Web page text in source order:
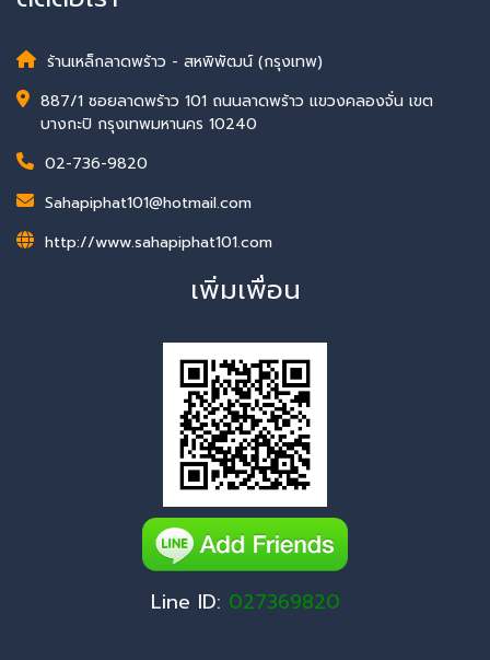
ร้านเหล็กลาดพร้าว - สหพิพัฒน์ (กรุงเทพ)
887/1 ซอยลาดพร้าว 101 ถนนลาดพร้าว แขวงคลองจั่น เขต
บางกะปิ กรุงเทพมหานคร 10240
02-736-9820
Sahapiphat101@hotmail.com
http://www.sahapiphat101.com
เพิ่มเพื่อน
Line ID: 027369820